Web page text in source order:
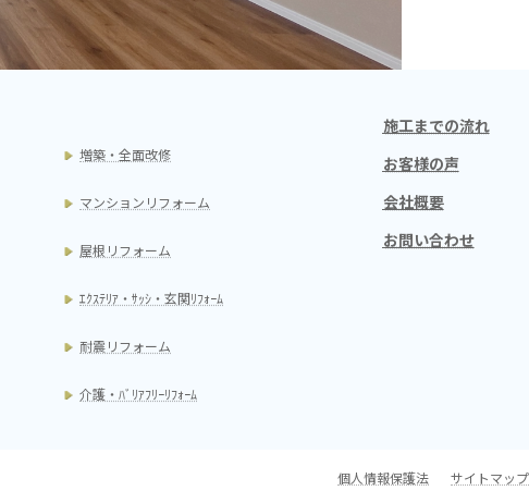
増築・全面改修
マンションリフォーム
屋根リフォーム
ｴｸｽﾃﾘｱ・ｻｯｼ・玄関ﾘﾌｫｰﾑ
耐震リフォーム
介護・ﾊﾞﾘｱﾌﾘｰﾘﾌｫｰﾑ
施工までの流れ
お客様の声
会社概要
お問い合わせ
個人情報保護法 サイトマップ